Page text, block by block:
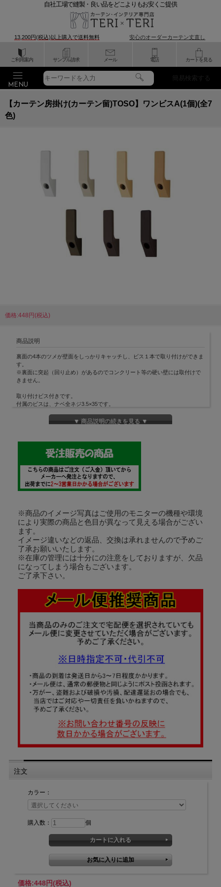
ご利用案内 サンプル請求 メール 電話 カートを見る
自社工場で縫製・良い品をどこよりもお安くご提供
13,200円(税込)以上購入で送料無料 安心のオーダーカーテン丈直し
簡易検索する
【カーテン房掛け(カーテン留)TOSO】ワンビスA(1個)(全7
色)
価格:448円(税込)
商品説明
裏面の4本のツメが壁面をしっかりキャッチし、ビス１本で取り付けができま
す。
※裏面に突起（回り止め）があるのでコンクリート等の硬い壁には取付けで
きません。
取り付けビス付きです。
付属のビスは、ナベ全ネジ3.5×35です。
▼ 商品説明の続きを見る ▼
※商品のイメージ写真はご使用のモニターの機種や環境
により実際の商品と色目が異なって見える場合がござい
ます。
イメージ違いなどの返品、交換は承れませんので予めご
了承お願いいたします。
※在庫の管理には十分にの注意をしておりますが、欠品
になってしまう場合もございます。
ご了承下さい。
注文
カラー：
購入数： 個
価格:448円(税込)